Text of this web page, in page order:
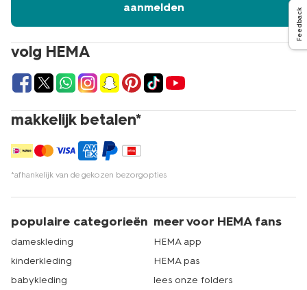
volg HEMA
makkelijk betalen*
*afhankelijk van de gekozen bezorgopties
aanmelden
populaire categorieën
dameskleding
kinderkleding
babykleding
meer voor HEMA fans
HEMA app
HEMA pas
lees onze folders
Feedback